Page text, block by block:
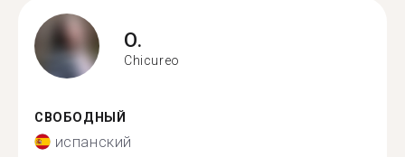
O.
Chicureo
СВОБОДНЫЙ
испанский